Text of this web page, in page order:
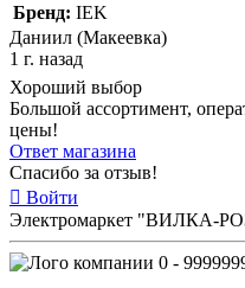
Бренд: IEK
Даниил (Макеевка)
1 г. назад
Хороший выбор
Большой ассортимент,
цены!
Ответ магазина
Спасибо за отзыв!
Войти
Электромаркет "ВИЛКА-
0 -